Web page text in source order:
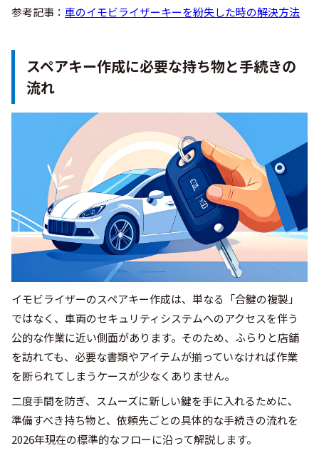
参考記事： 車のイモビライザーキーを紛失した時の解決方法
スペアキー作成に必要な持ち物と手続きの
流れ
イモビライザーのスペアキー作成は、単なる「合鍵の複製」
ではなく、車両のセキュリティシステムへのアクセスを伴う
公的な作業に近い側面があります。そのため、ふらりと店舗
を訪れても、必要な書類やアイテムが揃っていなければ作業
を断られてしまうケースが少なくありません。
二度手間を防ぎ、スムーズに新しい鍵を手に入れるために、
準備すべき持ち物と、依頼先ごとの具体的な手続きの流れを
2026年現在の標準的なフローに沿って解説します。